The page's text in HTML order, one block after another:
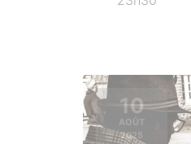
10
AOÛT
2025